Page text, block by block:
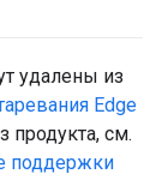
удалены из
Edge
продукта, см.
поддержки